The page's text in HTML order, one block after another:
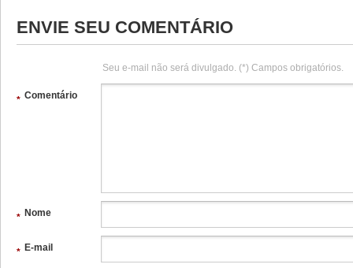
ENVIE SEU COMENTÁRIO
Seu e-mail não será divulgado. (*) Campos obrigatórios.
Comentário
*
Nome
*
E-mail
*